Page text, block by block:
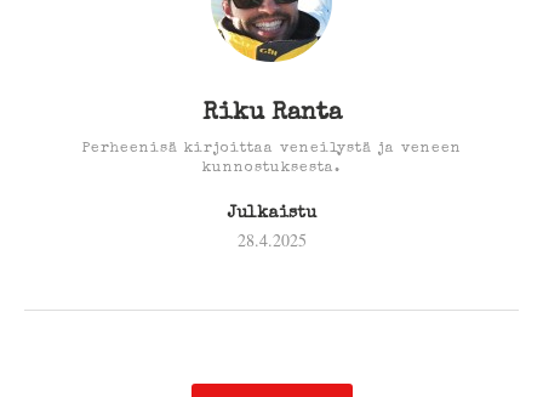
Riku Ranta
Perheenisä kirjoittaa veneilystä ja veneen
kunnostuksesta.
Julkaistu
28.4.2025